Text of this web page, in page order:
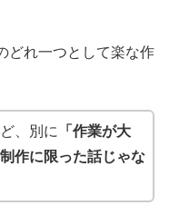
どれ一つとして楽な作
、別に 「作業が大
作に限った話じゃな